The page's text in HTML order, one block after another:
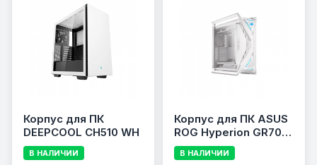
Корпус для ПК
DEEPCOOL CH510 WH
В НАЛИЧИИ
Корпус для ПК ASUS
ROG Hyperion GR701
(White)
В НАЛИЧИИ